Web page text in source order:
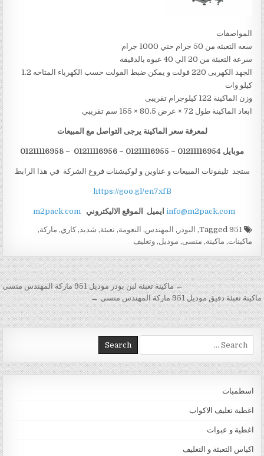
المواصفات
سعه التعبئه من 50 جرام حتي 1000 جرام
سرعة التعبئة من 20 الي 40 عبوه بالدقيقة
الجهد الكهربى 220 فولت و يمكن ضبط الفولت حسب الكهرباء المتاحه 1.2
كيلو وات
وزن الماكينة 122 كيلوجرام تقريبى
ابعاد الماكينة طول 72 × عرض 80.5 × 155 سم تقريبي
لمعرفة سعر الماكينة يرجى التواصل مع المبيعات
موبايل 01211116954 – 01211116955 – 01211116956 – 01211116958
ستجد تليفونات المبيعات و عناوين و لوكيشنات فروع الشركة في هذا الرابط
https://goo.gl/en7xfB
info@m2pack.com ايميل الموقع الاليكتروني m2pack.com
Tagged
951
, البودر , المهندس, النعومة,تعبئة, شديد,كاري, ماركة,
ماكينات, ماكينة, منسى, موديل,وتغليف
تصفّح المقالات← ماكينة تعبئة لبن بودر موديل 951 ماركة المهندس منسى
ماكينة تعبئة دقيق موديل 951 ماركة المهندس منسى →
Search for:
اسطمبات
اغطية تغليف الاكواب
اغطية و عبوات
اكياس التعبئة و التغليف